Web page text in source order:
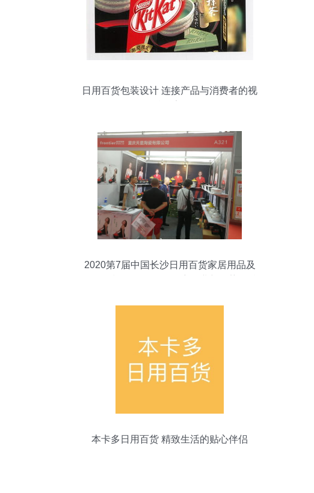
日用百货包装设计 连接产品与消费者的视
2020第7届中国长沙日用百货家居用品及
本卡多日用百货 精致生活的贴心伴侣